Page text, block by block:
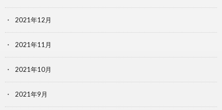
2021年12月
2021年11月
2021年10月
2021年9月